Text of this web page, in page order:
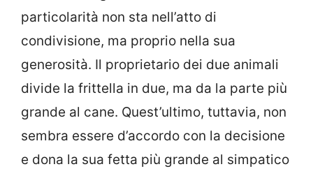
particolarità non sta nell’atto di
condivisione, ma proprio nella sua
generosità. Il proprietario dei due animali
divide la frittella in due, ma da la parte più
grande al cane. Quest’ultimo, tuttavia, non
sembra essere d’accordo con la decisione
e dona la sua fetta più grande al simpatico